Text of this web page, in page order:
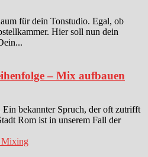
für dein Tonstudio. Egal, ob
Hier soll nun dein
– Mix aufbauen
bekannter Spruch, der oft zutrifft
Rom ist in unserem Fall der